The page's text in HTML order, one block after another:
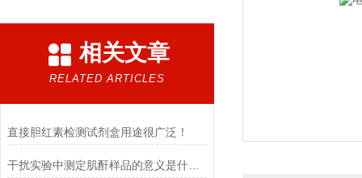
相关文章
RELATED ARTICLES
直接胆红素检测试剂盒用途很广泛！
干扰实验中测定肌酐样品的意义是什么？